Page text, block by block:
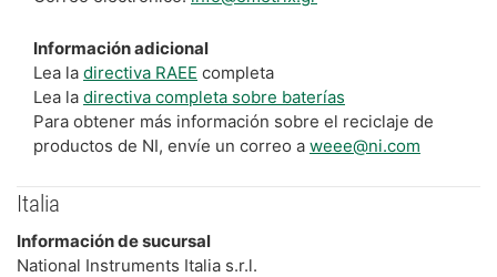
Información adicional
Lea la directiva RAEE completa
Lea la directiva completa sobre baterías
Para obtener más información sobre el reciclaje de
productos de NI, envíe un correo a weee@ni.com
Italia
Información de sucursal
National Instruments Italia s.r.l.